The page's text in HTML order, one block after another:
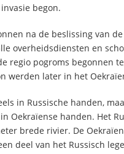
begon.
na de beslissing van
overheidsdiensten en
regio pogroms begonnen
werden later in het
in Russische handen,
Oekraïense handen. Het
brede rivier. De
deel van het Russisch